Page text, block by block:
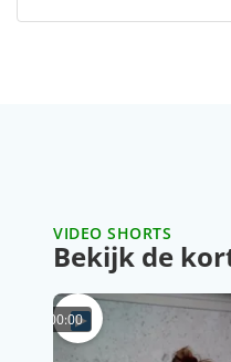
VIDEO SHORTS
Bekijk de
00:00